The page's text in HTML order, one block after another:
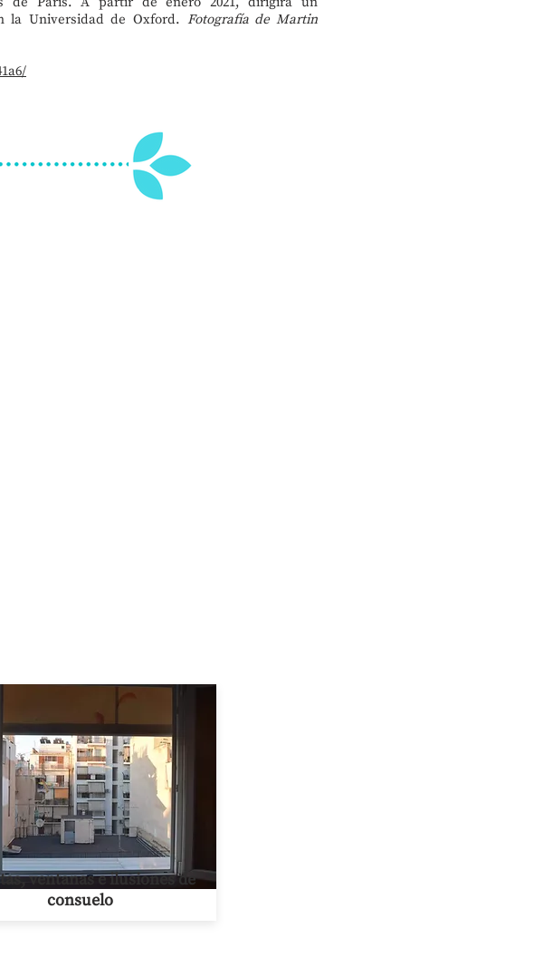
la Universidad de Oxford. Fotografía de Martin
ventanas e ilusiones de
consuelo